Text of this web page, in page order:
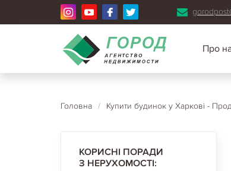
Про
Головна / Купити будинок у Харкові -
КОРИСНІ ПОРАДИ
З НЕРУХОМОСТІ: